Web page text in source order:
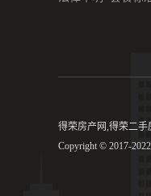
得荣房产网,得荣二手
Copyright © 2017-